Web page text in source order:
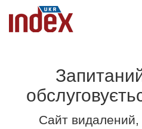
Сайт видалений,